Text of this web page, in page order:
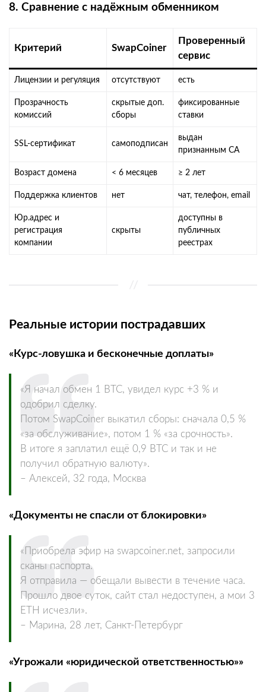
8. Сравнение с надёжным обменником
Критерий SwapCoiner
Проверенный
сервис
Лицензии и регуляция отсутствуют есть
Прозрачность
комиссий
скрытые доп.
сборы
фиксированные
ставки
SSL-сертификат самоподписан
выдан
признанным CA
Возраст домена < 6 месяцев ≥ 2 лет
Поддержка клиентов нет чат, телефон, email
Юр.адрес и
регистрация
компании
скрыты
доступны в
публичных
реестрах
Реальные истории пострадавших
«Курс-ловушка и бесконечные доплаты»
«Я начал обмен 1 BTC, увидел курс +3 % и
одобрил сделку.
Потом SwapCoiner выкатил сборы: сначала 0,5 %
«за обслуживание», потом 1 % «за срочность».
В итоге я заплатил ещё 0,9 BTC и так и не
получил обратную валюту».
– Алексей, 32 года, Москва
«Документы не спасли от блокировки»
«Приобрела эфир на swapcoiner.net, запросили
сканы паспорта.
Я отправила — обещали вывести в течение часа.
Прошло двое суток, сайт стал недоступен, а мои 3
ETH исчезли».
– Марина, 28 лет, Санкт-Петербург
«Угрожали «юридической ответственностью»»